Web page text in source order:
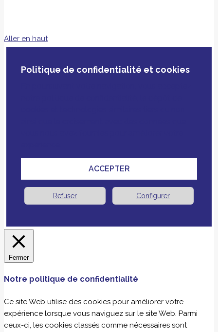
Aller en haut
Politique de confidentialité et cookies
ACCEPTER
Refuser Configurer
Fermer
Notre politique de confidentialité
Ce site Web utilise des cookies pour améliorer votre
expérience lorsque vous naviguez sur le site Web. Parmi
ceux-ci, les cookies classés comme nécessaires sont